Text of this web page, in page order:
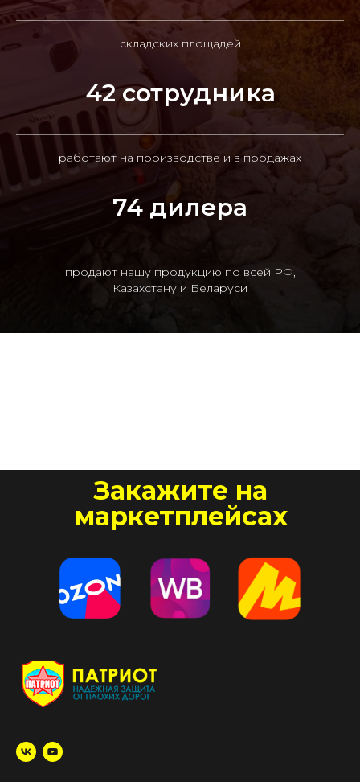
складских площадей
42 сотрудника
работают на производстве и в продажах
74 дилера
продают нашу продукцию по всей РФ,
Казахстану и Беларуси
Закажите на
маркетплейсах